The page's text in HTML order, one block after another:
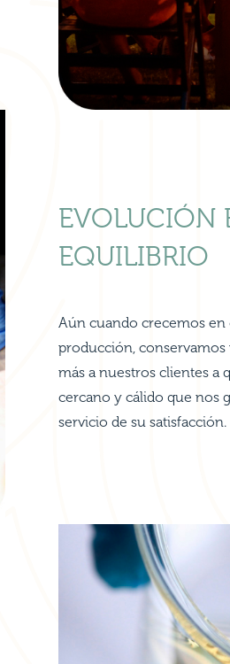
EVOLUCIÓN
EQUILIBRIO
Aún cuando crecemos en
producción,
más a nuestros clientes a
cercano y cálido que nos
servicio de su satisfacción.